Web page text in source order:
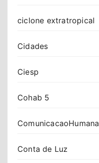
ciclone extratropical
Cidades
Ciesp
Cohab 5
ComunicacaoHumana
Conta de Luz